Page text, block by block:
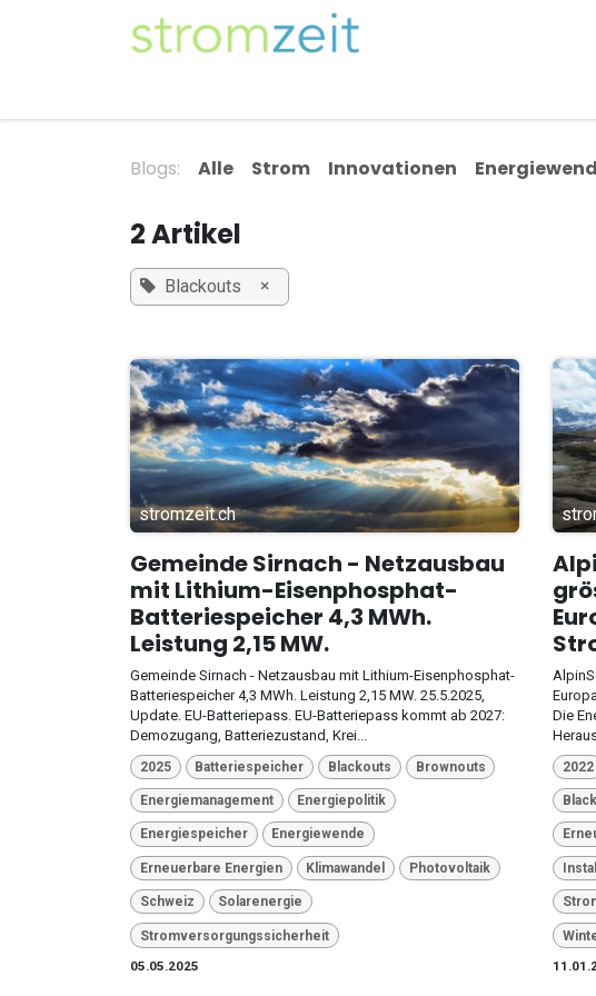
Zum Inhalt springen
Blogs: Alle Strom Innovationen
2 Artikel
Blackouts ×
stromzeit.ch
Gemeinde Sirnach - Netzausbau
mit Lithium-Eisenphosphat-
Batteriespeicher 4,3 MWh.
Leistung 2,15 MW.
Gemeinde Sirnach - Netzausbau mit Lithium-Eisenphosphat-
Batteriespeicher 4,3 MWh. Leistung 2,15 MW. 25.5.2025,
Update. EU-Batteriepass. EU-Batteriepass kommt ab 2027:
Demozugang, Batteriezustand, Krei...
2025 Batteriespeicher Blackouts Brownouts
Energiemanagement Energiepolitik
Energiespeicher Energiewende
Erneuerbare Energien Klimawandel Photovoltaik
Schweiz Solarenergie
Stromversorgungssicherheit
05.05.2025
Die
2022